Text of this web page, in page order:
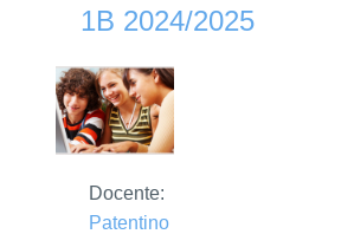
1B 2024/2025
Docente:
Patentino